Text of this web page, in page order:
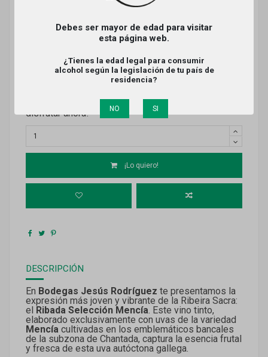
Debes ser mayor de edad para visitar
esta página web.
¿Tienes la edad legal para consumir
alcohol según la legislación de tu país de
residencia?
NO SI
Producto disponible
Envío en 24/48 horas
Bodegas Jesús Rodríguez te ofrece Ribada
Ribeira Sacra, puro carácter Mencía. ¡Ideal para
disfrutar ahora!
¡Lo quiero!
DESCRIPCIÓN
En Bodegas Jesús Rodríguez te presentamos la
expresión más joven y vibrante de la Ribeira Sacra:
el Ribada Selección Mencía. Este vino tinto,
elaborado exclusivamente con uvas de la variedad
Mencía cultivadas en los emblemáticos bancales
de la subzona de Chantada, captura la esencia frutal
y fresca de esta uva autóctona gallega.